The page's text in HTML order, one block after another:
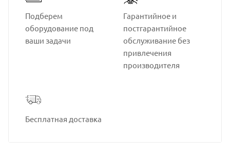
Подберем
оборудование под
ваши задачи
Гарантийное и
постгарантийное
обслуживание без
привлечения
производителя
Бесплатная доставка